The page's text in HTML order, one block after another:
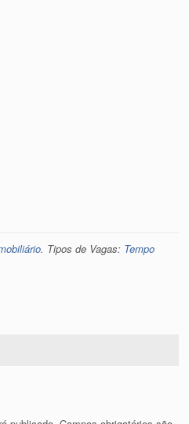
. Tipos de Vagas: Tempo